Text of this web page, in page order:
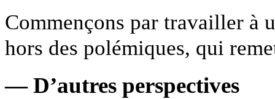
Commençons par travailler à
hors des polémiques, qui
— D’autres perspectives